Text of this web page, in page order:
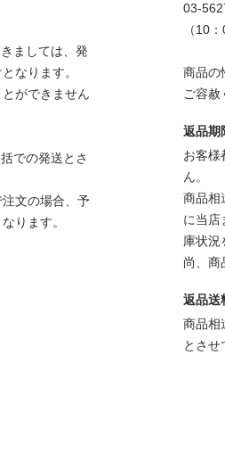
ましては、発
なります。
ができません
での発送とさ
文の場合、予
ります。
03-
（10
商品の
ご容赦
返品期
お客様
ん。
商品相
に当店
庫状況
尚、商
返品送
商品相
とさせ